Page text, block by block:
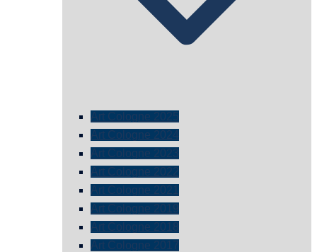
Art Cologne 2025
Art Cologne 2024
Art Cologne 2023
Art Cologne 2022
Art Cologne 2021
Art Cologne 2019
Art Cologne 2018
Art Cologne 2017